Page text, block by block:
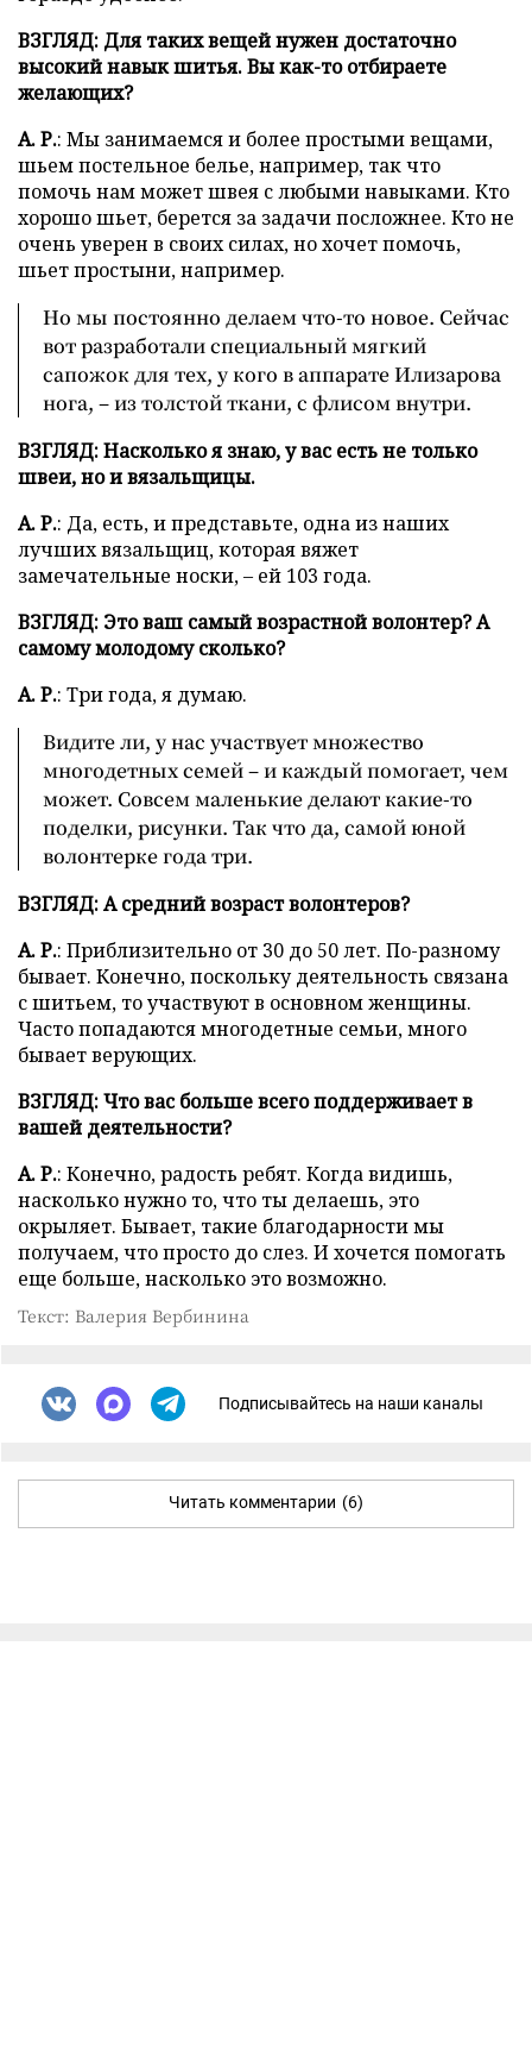
ВЗГЛЯД: Для таких вещей нужен достаточно
высокий навык шитья. Вы как-то отбираете
желающих?
А. Р.: Мы занимаемся и более простыми вещами,
шьем постельное белье, например, так что
помочь нам может швея с любыми навыками. Кто
хорошо шьет, берется за задачи посложнее. Кто не
очень уверен в своих силах, но хочет помочь,
шьет простыни, например.
Но мы постоянно делаем что-то новое. Сейчас
вот разработали специальный мягкий
сапожок для тех, у кого в аппарате Илизарова
нога, – из толстой ткани, с флисом внутри.
ВЗГЛЯД: Насколько я знаю, у вас есть не только
швеи, но и вязальщицы.
А. Р.: Да, есть, и представьте, одна из наших
лучших вязальщиц, которая вяжет
замечательные носки, – ей 103 года.
ВЗГЛЯД: Это ваш самый возрастной волонтер? А
самому молодому сколько?
А. Р.: Три года, я думаю.
Видите ли, у нас участвует множество
многодетных семей – и каждый помогает, чем
может. Совсем маленькие делают какие-то
поделки, рисунки. Так что да, самой юной
волонтерке года три.
ВЗГЛЯД: А средний возраст волонтеров?
А. Р.: Приблизительно от 30 до 50 лет. По-разному
бывает. Конечно, поскольку деятельность связана
с шитьем, то участвуют в основном женщины.
Часто попадаются многодетные семьи, много
бывает верующих.
ВЗГЛЯД: Что вас больше всего поддерживает в
вашей деятельности?
А. Р.: Конечно, радость ребят. Когда видишь,
насколько нужно то, что ты делаешь, это
окрыляет. Бывает, такие благодарности мы
получаем, что просто до слез. И хочется помогать
еще больше, насколько это возможно.
Текст: Валерия Вербинина
Подписывайтесь на наши каналы
Читать комментарии (6)